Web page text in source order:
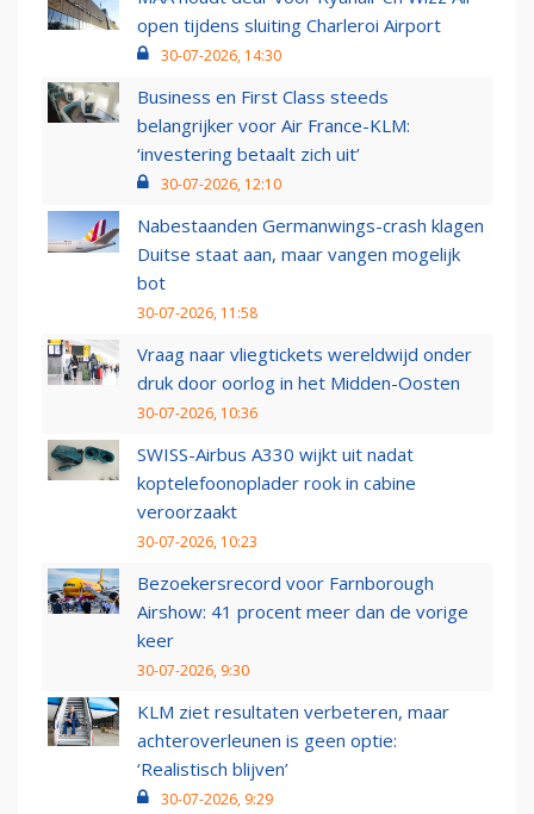
open tijdens sluiting Charleroi Airport
30-07-2026, 14:30
Business en First Class steeds
belangrijker voor Air France-KLM:
‘investering betaalt zich uit’
30-07-2026, 12:10
Nabestaanden Germanwings-crash klagen
Duitse staat aan, maar vangen mogelijk
bot
30-07-2026, 11:58
Vraag naar vliegtickets wereldwijd onder
druk door oorlog in het Midden-Oosten
30-07-2026, 10:36
SWISS-Airbus A330 wijkt uit nadat
koptelefoonoplader rook in cabine
veroorzaakt
30-07-2026, 10:23
Bezoekersrecord voor Farnborough
Airshow: 41 procent meer dan de vorige
keer
30-07-2026, 9:30
KLM ziet resultaten verbeteren, maar
achteroverleunen is geen optie:
‘Realistisch blijven’
30-07-2026, 9:29